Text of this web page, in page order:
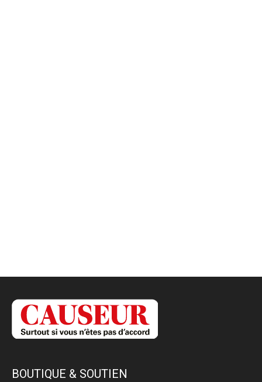
BOUTIQUE & SOUTIEN